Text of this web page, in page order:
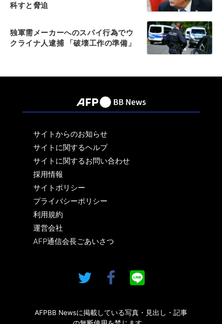
科すと脅迫
独軍需メーカーへのスパイ行為でウ
クライナ人逮捕 「破壊工作の準備」
サイトからのお知らせ
サイトに関するヘルプ
サイトに関するお問い合わせ
採用情報
サイトポリシー
プライバシーポリシー
利用規約
運営会社
AFP通信会長ごあいさつ
AFPBB Newsに掲載している写真・見出し・記事